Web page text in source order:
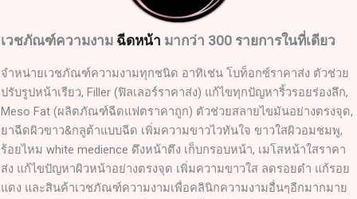
เวชภัณฑ์ความงาม ฉีดหน้า มากว่า 300 รายการในที่เดียว
จำหน่ายเวชภัณฑ์ความงามทุกชนิด อาทิเช่น โบท็อกซ์ราคาส่ง ตัวช่วย
ปรับรูปหน้าเรียว, Filler (ฟิลเลอร์ราคาส่ง) แก้ไขทุกปัญหาริ้วรอยร่องลึก,
Meso Fat (ผลิตภัณฑ์ฉีดแฟตราคาถูก) ตัวช่วยสลายไขมันอย่างตรงจุด,
ยาฉีดผิวขาว&กลูต้าแบบฉีด เพิ่มความขาวไวทันใจ ขาวใสผิวอมชมพู,
ร้อยไหม white medience ดึงหน้าตึง เก็บกรอบหน้า, เมโสหน้าใสราคา
ส่ง แก้ไขปัญหาผิวหน้าอย่างตรงจุด เพิ่มความขาวใส ลดรอยดำ แก้รอย
แดง และสินค้าเวชภัณฑ์ความงามเพื่อคลินิกความงามอื่นๆอีกมากมาย